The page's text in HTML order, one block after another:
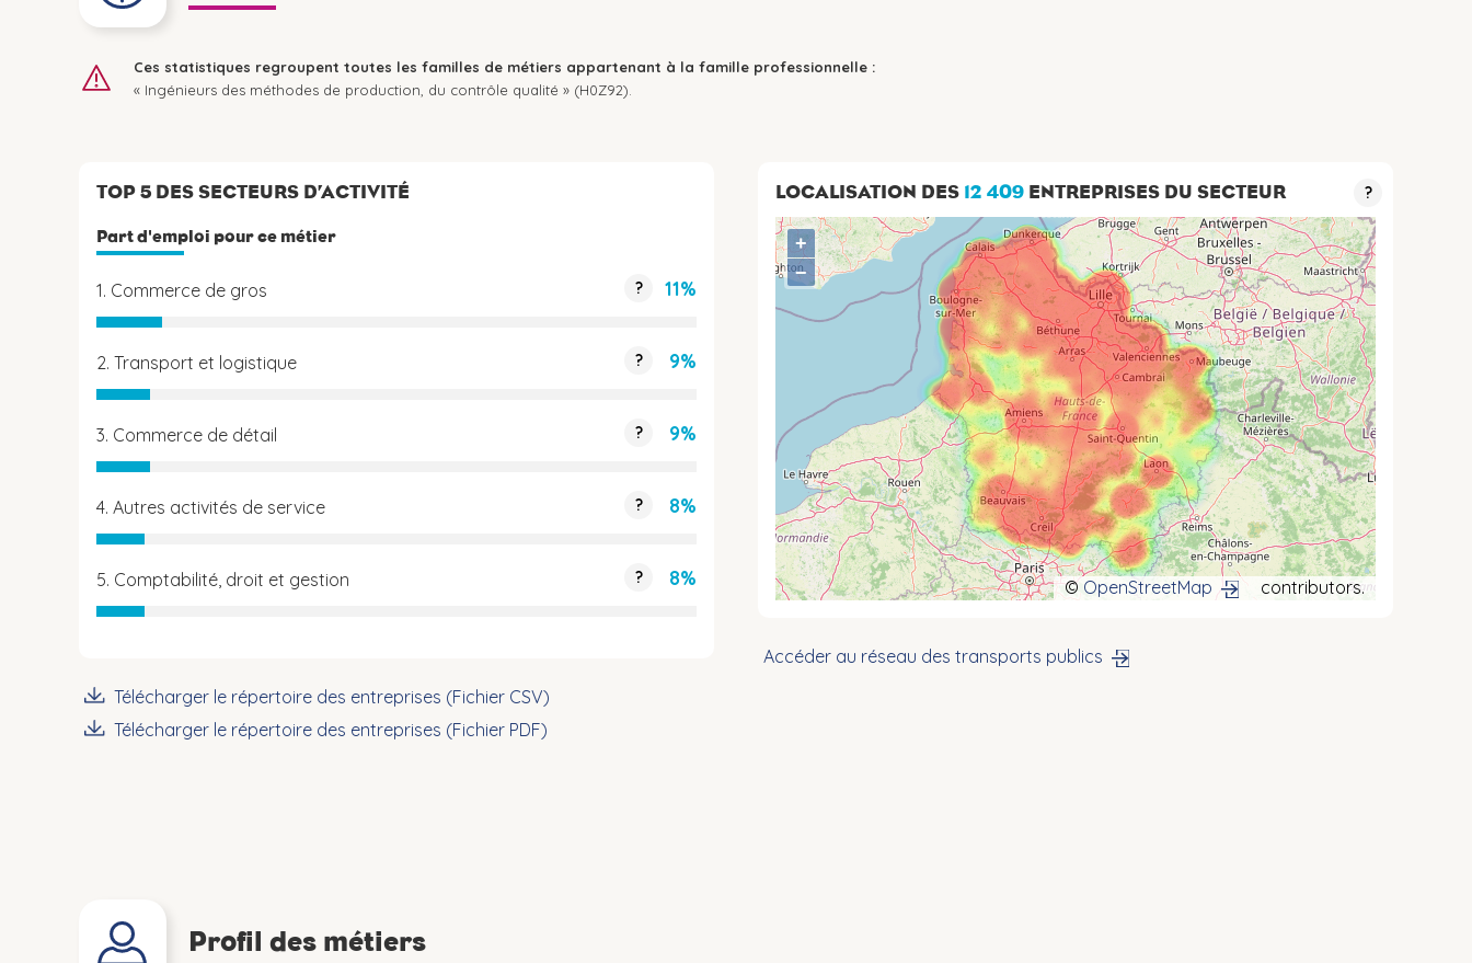
Ces statistiques regroupent toutes les familles de métiers appartenant à la famille professionnelle :
« Ingénieurs des méthodes de production, du contrôle qualité » (H0Z92).
TOP 5 DES SECTEURS D’ACTIVITÉ
Part d'emploi pour ce métier
1. Commerce de gros ? 11%
2. Transport et logistique ? 9%
3. Commerce de détail ? 9%
4. Autres activités de service ? 8%
5. Comptabilité, droit et gestion ? 8%
Télécharger le répertoire des entreprises (Fichier CSV)
Télécharger le répertoire des entreprises (Fichier PDF)
LOCALISATION DES 12 409 ENTREPRISES DU SECTEUR ?
+
−
© OpenStreetMap contributors.
Accéder au réseau des transports publics
Profil des métiers